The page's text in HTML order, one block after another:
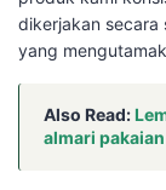
dikerjakan secara
yang
Also Read:
almari pakaian